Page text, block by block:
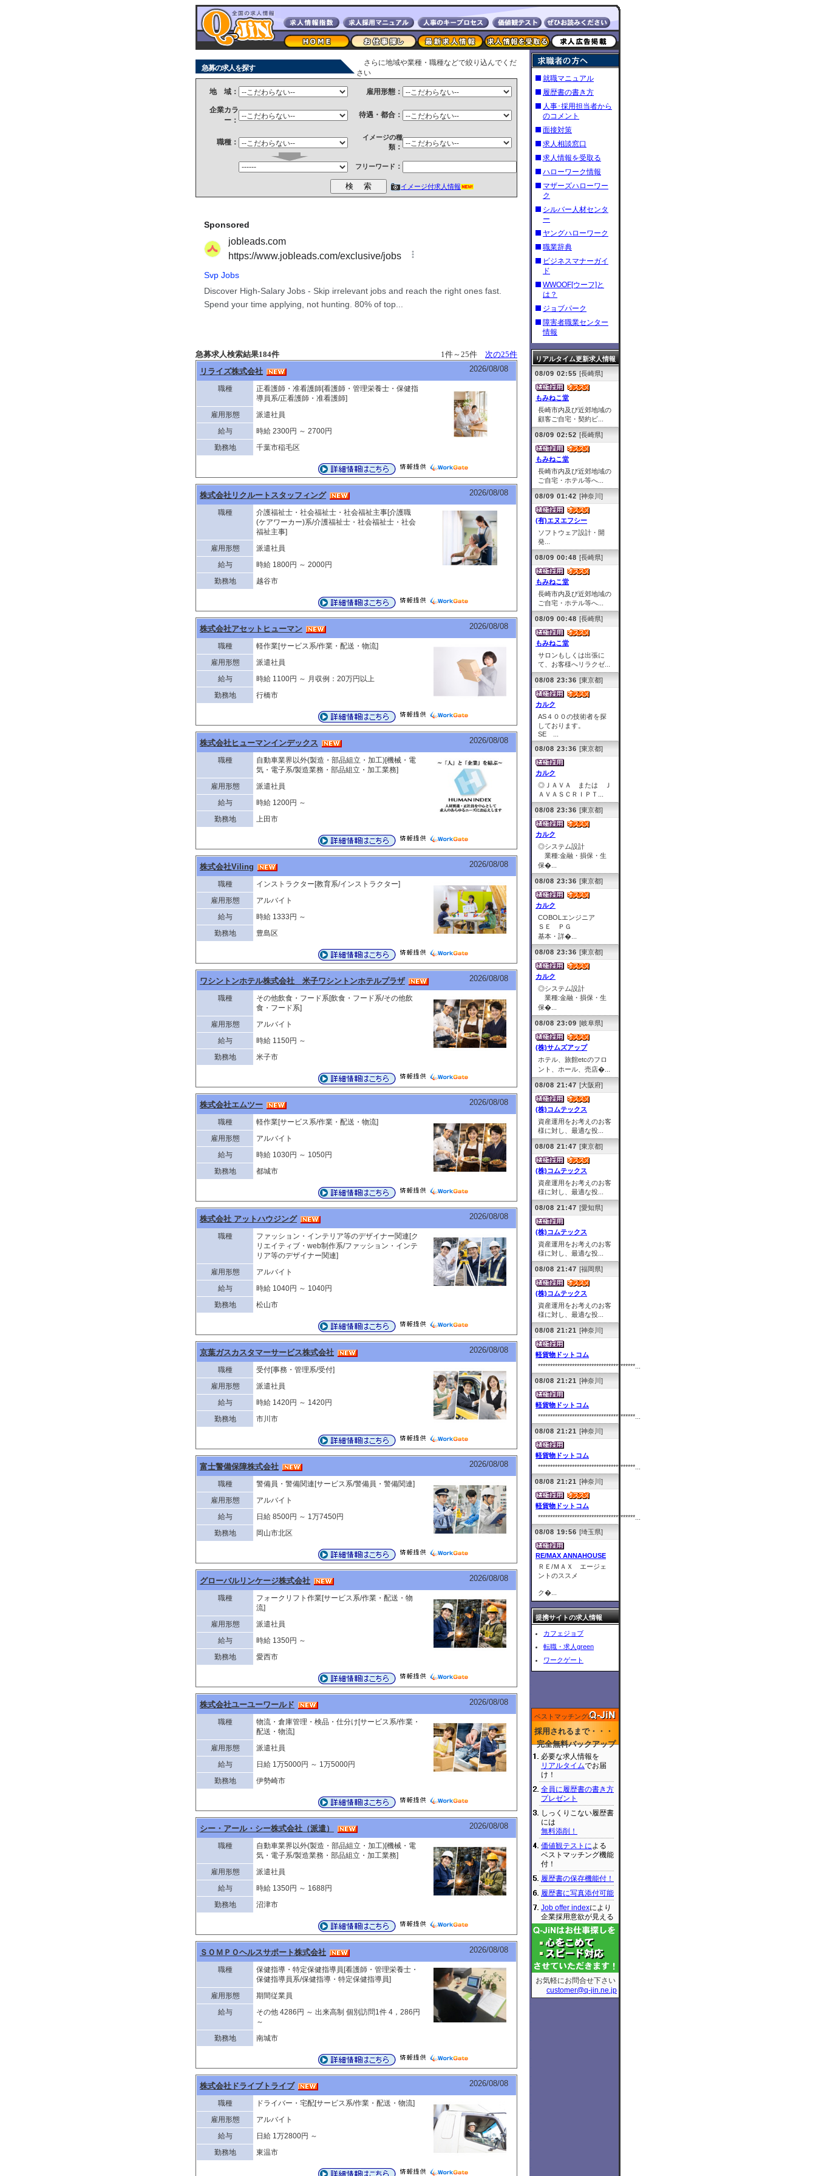
急募の求人を探す
さらに地域や業種・職種などで絞り込んでくだ
さい
地 域： 雇用形態：
企業カラ
ー：
待遇・都合：
職種：
イメージの種
類 ：
フリーワード ：
イメージ付求人情報
急募求人検索結果184件 1件～25件 次の25件
リライズ株式会社
2026/08/08
職種
正看護師・准看護師[看護師・管理栄養士・保健指
導員系/正看護師・准看護師]
雇用形態
派遣社員
給与
時給 2300円 ～ 2700円
勤務地
千葉市稲毛区
株式会社リクルートスタッフィング 2026/08/08
職種
介護福祉士・社会福祉士・社会福祉主事[介護職
(ケアワーカー)系/介護福祉士・社会福祉士・社会
福祉主事]
雇用形態
派遣社員
給与
時給 1800円 ～ 2000円
勤務地
越谷市
株式会社アセットヒューマン 2026/08/08
職種
軽作業[サービス系/作業・配送・物流]
雇用形態
派遣社員
給与
時給 1100円 ～ 月収例：20万円以上
勤務地
行橋市
株式会社ヒューマンインデックス 2026/08/08
職種
自動車業界以外(製造・部品組立・加工)[機械・電
気・電子系/製造業務・部品組立・加工業務]
雇用形態
派遣社員
給与
時給 1200円 ～
勤務地
上田市
株式会社Viling 2026/08/08
職種
インストラクター[教育系/インストラクター]
雇用形態
アルバイト
給与
時給 1333円 ～
勤務地
豊島区
ワシントンホテル株式会社 米子ワシントンホテルプラザ 2026/08/08
職種
その他飲食・フード系[飲食・フード系/その他飲
食・フード系]
雇用形態
アルバイト
給与
時給 1150円 ～
勤務地
米子市
株式会社エムツー 2026/08/08
職種
軽作業[サービス系/作業・配送・物流]
雇用形態
アルバイト
給与
時給 1030円 ～ 1050円
勤務地
都城市
株式会社 アットハウジング 2026/08/08
職種
ファッション・インテリア等のデザイナー関連[ク
リエイティブ・web制作系/ファッション・インテ
リア等のデザイナー関連]
雇用形態
アルバイト
給与
時給 1040円 ～ 1040円
勤務地
松山市
京葉ガスカスタマーサービス株式会社 2026/08/08
職種
受付[事務・管理系/受付]
雇用形態
派遣社員
給与
時給 1420円 ～ 1420円
勤務地
市川市
富士警備保障株式会社 2026/08/08
職種
警備員・警備関連[サービス系/警備員・警備関連]
雇用形態
アルバイト
給与
日給 8500円 ～ 1万7450円
勤務地
岡山市北区
グローバルリンケージ株式会社 2026/08/08
職種
フォークリフト作業[サービス系/作業・配送・物
流]
雇用形態
派遣社員
給与
時給 1350円 ～
勤務地
愛西市
株式会社ユーユーワールド 2026/08/08
職種
物流・倉庫管理・検品・仕分け[サービス系/作業・
配送・物流]
雇用形態
派遣社員
給与
日給 1万5000円 ～ 1万5000円
勤務地
伊勢崎市
シー・アール・シー株式会社（派遣） 2026/08/08
職種
自動車業界以外(製造・部品組立・加工)[機械・電
気・電子系/製造業務・部品組立・加工業務]
雇用形態
派遣社員
給与
時給 1350円 ～ 1688円
勤務地
沼津市
ＳＯＭＰＯヘルスサポート株式会社 2026/08/08
職種
保健指導・特定保健指導員[看護師・管理栄養士・
保健指導員系/保健指導・特定保健指導員]
雇用形態
期間従業員
給与
その他 4286円 ～ 出来高制 個別訪問1件 4，286円
～
勤務地
南城市
株式会社ドライブトライブ 2026/08/08
職種
ドライバー・宅配[サービス系/作業・配送・物流]
雇用形態
アルバイト
給与
日給 1万2800円 ～
勤務地
東温市
就職マニュアル
履歴書の書き方
人事･採用担当者から
のコメント
面接対策
求人相談窓口
求人情報を受取る
ハローワーク情報
マザーズハローワー
ク
シルバー人材センタ
ー
ヤングハローワーク
職業辞典
ビジネスマナーガイ
ド
WWOOF[ウーフ]と
は？
ジョブパーク
障害者職業センター
情報
リアルタイム更新求人情報
08/09 02:55 [長崎県]
もみねこ堂
長崎市内及び近郊地域の
顧客ご自宅・契約ビ...
08/09 02:52 [長崎県]
もみねこ堂
長崎市内及び近郊地域の
ご自宅・ホテル等へ...
08/09 01:42 [神奈川]
(有)エヌエフシー
ソフトウェア設計・開
発...
08/09 00:48 [長崎県]
もみねこ堂
長崎市内及び近郊地域の
ご自宅・ホテル等へ...
08/09 00:48 [長崎県]
もみねこ堂
サロンもしくは出張に
て、お客様へリラクゼ...
08/08 23:36 [東京都]
カルク
AS４００の技術者を探
しております。
SE ...
08/08 23:36 [東京都]
カルク
◎ＪＡＶＡ または Ｊ
ＡＶＡＳＣＲＩＰＴ...
08/08 23:36 [東京都]
カルク
◎システム設計
業種:金融・損保・生
保�...
08/08 23:36 [東京都]
カルク
COBOLエンジニア
ＳＥ ＰＧ
基本・詳�...
08/08 23:36 [東京都]
カルク
◎システム設計
業種:金融・損保・生
保�...
08/08 23:09 [岐阜県]
(株)サムズアップ
ホテル、旅館etcのフロ
ント、ホール、売店�...
08/08 21:47 [大阪府]
(株)コムテックス
資産運用をお考えのお客
様に対し、最適な投...
08/08 21:47 [東京都]
(株)コムテックス
資産運用をお考えのお客
様に対し、最適な投...
08/08 21:47 [愛知県]
(株)コムテックス
資産運用をお考えのお客
様に対し、最適な投...
08/08 21:47 [福岡県]
(株)コムテックス
資産運用をお考えのお客
様に対し、最適な投...
08/08 21:21 [神奈川]
軽貨物ドットコム
****************************************...
08/08 21:21 [神奈川]
軽貨物ドットコム
****************************************...
08/08 21:21 [神奈川]
軽貨物ドットコム
****************************************...
08/08 21:21 [神奈川]
軽貨物ドットコム
****************************************...
08/08 19:56 [埼玉県]
RE/MAX ANNAHOUSE
ＲＥ/ＭＡＸ エージェ
ントのススメ
ク�...
提携サイトの求人情報
カフェジョブ
転職・求人green
ワークゲート
ベストマッチングの
採用されるまで・・・
完全無料バックアップ
必要な求人情報を
リアルタイムでお届
け！
全員に履歴書の書き方
プレゼント
しっくりこない履歴書
には
無料添削！
価値観テストによる
ベストマッチング機能
付！
履歴書の保存機能付！
履歴書に写真添付可能
Job offer indexにより
企業採用意欲が見える
お気軽にお問合せ下さい
customer@q-jin.ne.jp